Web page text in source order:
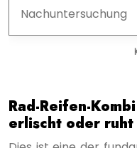
Nachuntersuchung
Rad-Reifen-
erlischt oder